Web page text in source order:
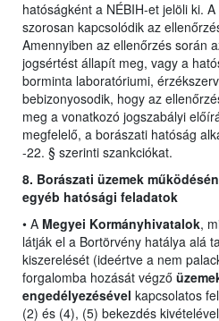
hatóságként a NÉBIH-et jelöli ki.
szorosan kapcsolódik az
Amennyiben az ellenőrzés során
jogsértést állapít meg, vagy a
borminta laboratóriumi,
bebizonyosodik, hogy az
meg a vonatkozó jogszabályi
megfelelő, a borászati hatóság
-22. § szerinti szankciókat.
8. Borászati üzemek
egyéb hatósági feladatok
• A Megyei Kormányhivatalok,
látják el a Bortörvény hatálya alá
kiszerelését (ideértve a nem
forgalomba hozását végző
engedélyezésével kapcsolatos
(2) és (4), (5) bekezdés kivételével